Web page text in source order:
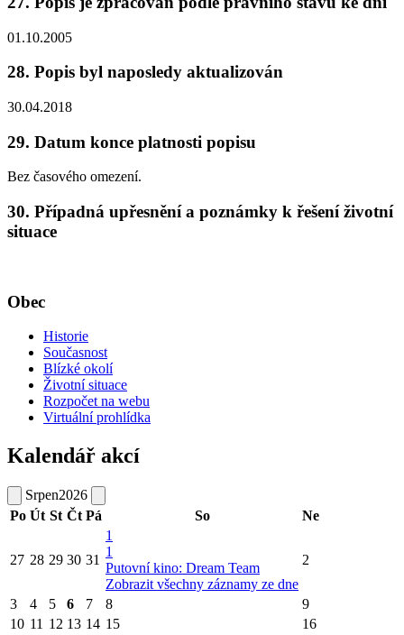
01.10.2005
28. Popis byl naposledy aktualizován
30.04.2018
29. Datum konce platnosti popisu
Bez časového omezení.
30. Případná upřesnění a poznámky k řešení životní
situace
Obec
Historie
Současnost
Blízké okolí
Životní situace
Rozpočet na webu
Virtuální prohlídka
Kalendář akcí
Srpen2026
Po Út St Čt Pá So Ne
27 28 29 30 31
1
1
Putovní kino: Dream Team
Zobrazit všechny záznamy ze dne
2
3 4 5 6 7 8
9
10 11 12 13 14 15
16